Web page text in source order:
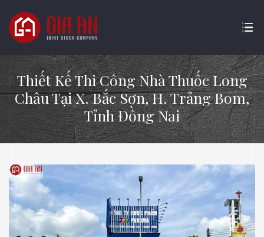
Thiết Kế Thi Công Nhà Thuốc Long
Châu Tại X. Bắc Sơn, H. Trảng Bom,
Tỉnh Đồng Nai